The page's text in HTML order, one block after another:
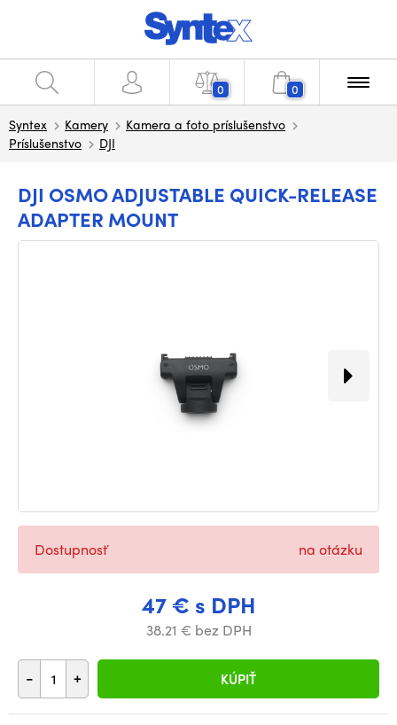
0 0
Syntex Kamery
Kamera a foto príslušenstvo
Príslušenstvo
DJI
DJI OSMO ADJUSTABLE QUICK-RELEASE
ADAPTER MOUNT
47 € s DPH
38.21 € bez DPH
- + KÚPIŤ
Dostupnosť na otázku